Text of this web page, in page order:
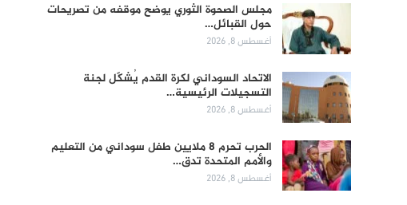
مجلس الصحوة الثوري يوضح موقفه من تصريحات
حول القبائل…
أغسطس 8, 2026
الاتحاد السوداني لكرة القدم يُشكّل لجنة
التسجيلات الرئيسية…
أغسطس 8, 2026
الحرب تحرم 8 ملايين طفل سوداني من التعليم
والأمم المتحدة تدق…
أغسطس 8, 2026